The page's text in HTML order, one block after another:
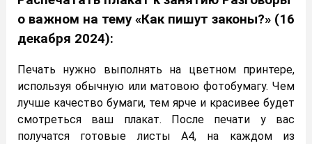
о важном на тему «Как пишут законы?» (16
декабря 2024):
Печать нужно выполнять на цветном принтере,
используя обычную или матовою фотобумагу. Чем
лучше качество бумаги, тем ярче и красивее будет
смотреться ваш плакат. После печати у вас
получатся готовые листы А4, на каждом из